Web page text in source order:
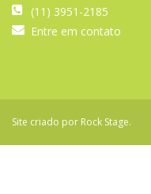
(11) 3951-2185
Entre em contato
Site criado por Rock Stage.